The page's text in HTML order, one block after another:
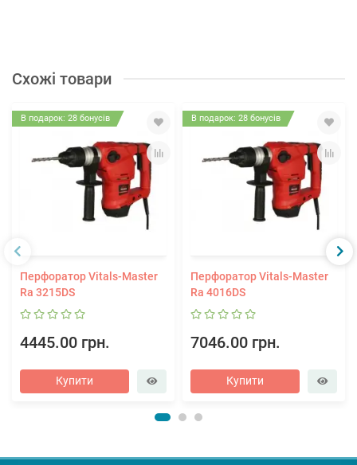
Схожі товари
В подарок: 28 бонусів
Перфоратор Vitals-Master
Ra 3215DS
4445.00 грн.
Купити
В подарок: 28 бонусів
Перфоратор Vitals-Master
Ra 4016DS
7046.00 грн.
Купити